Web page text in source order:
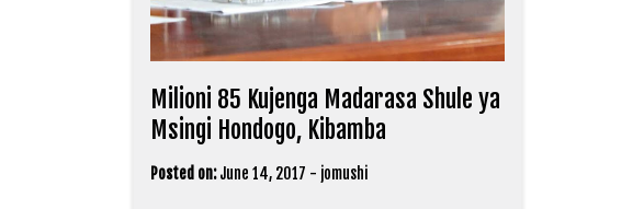
Milioni 85 Kujenga Madarasa Shule ya
Msingi Hondogo, Kibamba
Posted on: June 14, 2017 - jomushi